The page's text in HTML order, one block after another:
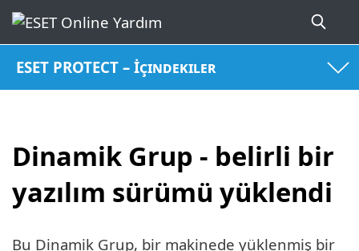
ESET PROTECT – İçindekiler
Dinamik Grup - belirli bir
yazılım sürümü yüklendi
Bu Dinamik Grup, bir makinede yüklenmiş bir